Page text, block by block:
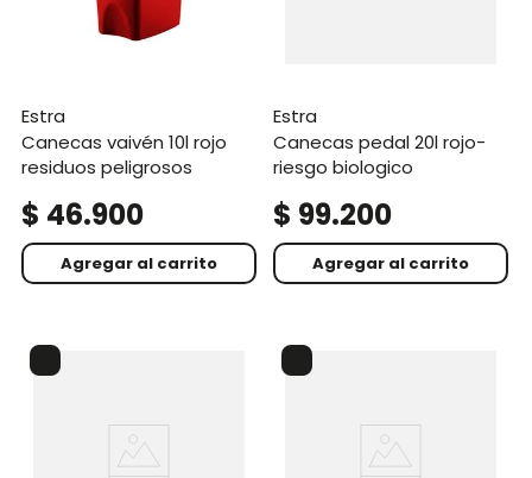
estra
canecas vaivén 10l rojo
residuos peligrosos
$ 46.900
Agregar al carrito
estra
canecas pedal 20l rojo-
riesgo biologico
$ 99.200
Agregar al carrito